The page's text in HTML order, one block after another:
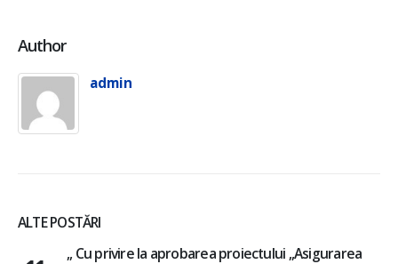
Author
admin
ALTE POSTĂRI
,, Cu privire la aprobarea proiectului ,,Asigurarea